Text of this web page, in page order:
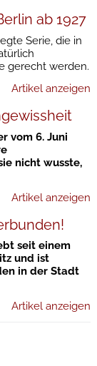
ab 1927
Serie, die in
gerecht werden.
Artikel anzeigen
vom 6. Juni
nicht wusste,
Artikel anzeigen
seit einem
und ist
in der Stadt
Artikel anzeigen